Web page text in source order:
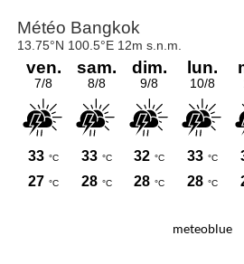
meteoblue